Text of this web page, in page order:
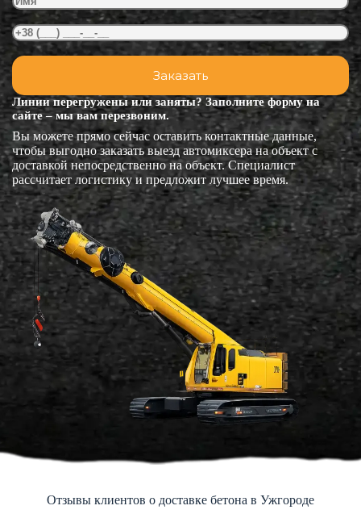
Линии перегружены или заняты? Заполните форму на
сайте – мы вам перезвоним.
Вы можете прямо сейчас оставить контактные данные,
чтобы выгодно заказать выезд автомиксера на объект с
доставкой непосредственно на объект. Специалист
рассчитает логистику и предложит лучшее время.
Отзывы клиентов о доставке бетона в Ужгороде